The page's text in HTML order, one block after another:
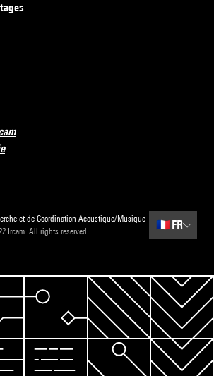
et de Coordination Acoustique/Musique
Ircam. All rights reserved.
🇫🇷 FR